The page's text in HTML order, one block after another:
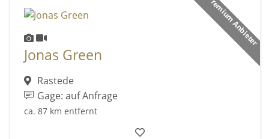
Premium Anbieter
Jonas Green
Rastede
Gage: auf Anfrage
ca. 87 km entfernt